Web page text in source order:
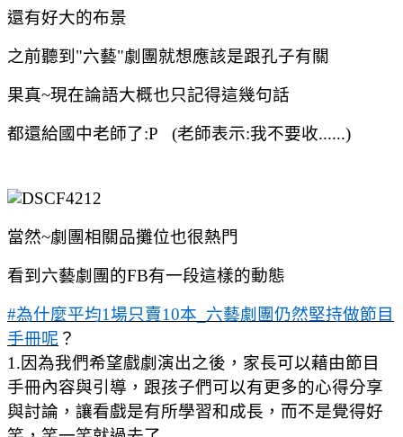
還有好大的布景
之前聽到"六藝"劇團就想應該是跟孔子有關
果真~現在論語大概也只記得這幾句話
都還給國中老師了:P (老師表示:我不要收......)
當然~劇團相關品攤位也很熱門
看到六藝劇團的FB有一段這樣的動態
#‎為什麼平均1場只賣10本_六藝劇團仍然堅持做節目
手冊呢‬ ？
1.因為我們希望戲劇演出之後，家長可以藉由節目
手冊內容與引導，跟孩子們可以有更多的心得分享
與討論，讓看戲是有所學習和成長，而不是覺得好